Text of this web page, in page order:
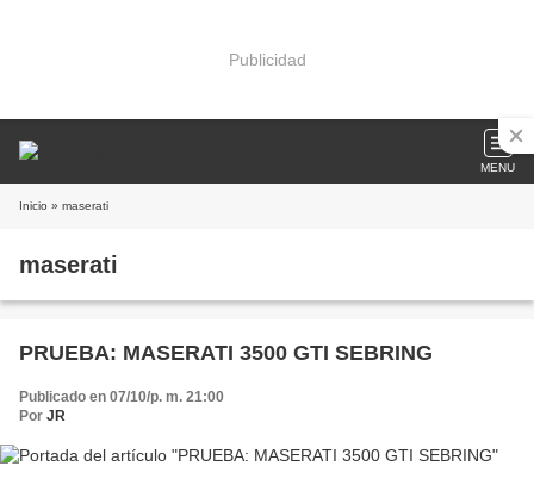
Publicidad
MENU
Inicio » maserati
maserati
PRUEBA: MASERATI 3500 GTI SEBRING
Publicado en 07/10/p. m. 21:00
Por JR